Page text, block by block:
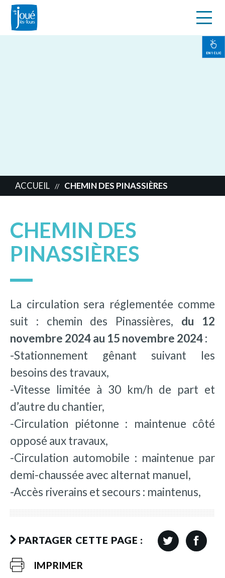
EN 1 CLIC
ACCUEIL // CHEMIN DES PINASSIÈRES
CHEMIN DES
PINASSIÈRES
La circulation sera réglementée comme
suit : chemin des Pinassières, du 12
novembre 2024 au 15 novembre 2024 :
-Stationnement gênant suivant les
besoins des travaux,
-Vitesse limitée à 30 km/h de part et
d’autre du chantier,
-Circulation piétonne : maintenue côté
opposé aux travaux,
-Circulation automobile : maintenue par
demi-chaussée avec alternat manuel,
-Accès riverains et secours : maintenus,
PARTAGER CETTE PAGE :
IMPRIMER